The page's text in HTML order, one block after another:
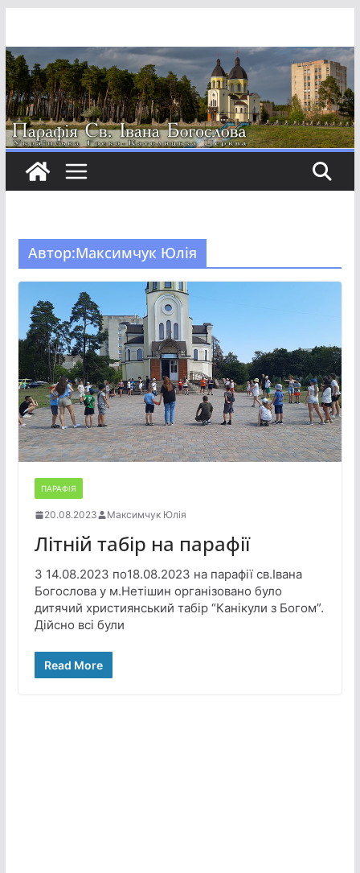
вмісту
Автор:Максимчук Юлія
ПАРАФІЯ
20.08.2023 Максимчук Юлія
Літній табір на парафії
З 14.08.2023 по18.08.2023 на парафії св.Івана
Богослова у м.Нетішин організовано було
дитячий християнський табір “Канікули з Богом”.
Дійсно всі були
Read More